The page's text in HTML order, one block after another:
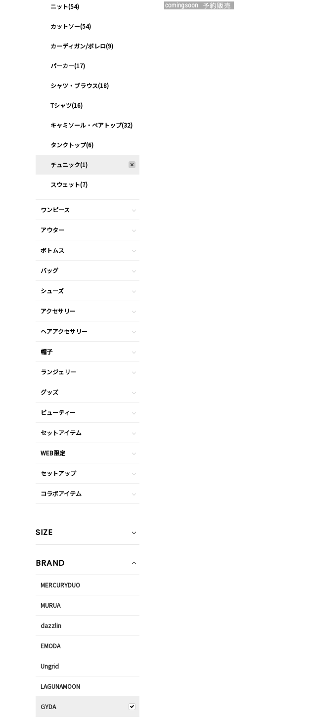
ニット(54)
カットソー(54)
カーディガン/ボレロ(9)
パーカー(17)
シャツ・ブラウス(18)
Tシャツ(16)
キャミソール・ベアトップ(32)
タンクトップ(6)
チュニック(1)
スウェット(7)
ワンピース
アウター
ボトムス
バッグ
シューズ
アクセサリー
ヘアアクセサリー
帽子
ランジェリー
グッズ
ビューティー
セットアイテム
WEB限定
セットアップ
コラボアイテム
SIZE
BRAND
MERCURYDUO
MURUA
dazzlin
EMODA
Ungrid
LAGUNAMOON
GYDA